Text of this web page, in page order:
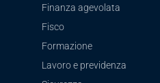
Finanza agevolata
Fisco
Formazione
Lavoro e previdenza